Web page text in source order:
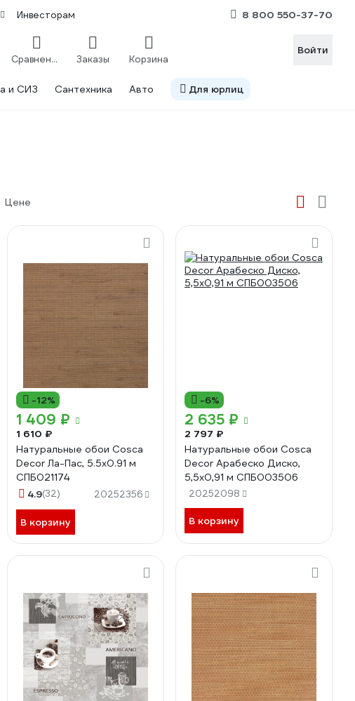
Инвесторам 8 800 550-37-70
Сравнение Заказы Корзина
Войти
и СИЗ Сантехника Авто Для юрлиц
Цене
-12%
1 409 ₽
1 610 ₽
Натуральные обои Cosca
Decor Ла-Пас, 5.5x0.91 м
СПБ021174
4.9(32) 20252356
В корзину
-6%
2 635 ₽
2 797 ₽
Натуральные обои Cosca
Decor Арабеско Диско,
5,5x0,91 м СПБ003506
20252098
В корзину